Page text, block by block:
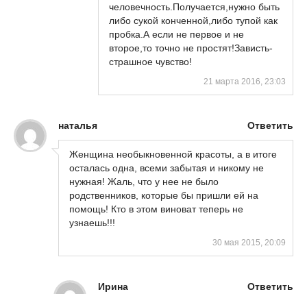
человечность.Получается,нужно быть
либо сукой конченной,либо тупой как
пробка.А если не первое и не
второе,то точно не простят!Зависть-
страшное чувство!
21 марта 2016, 23:03
наталья Ответить
Женщина необыкновенной красоты, а в итоге
осталась одна, всеми забытая и никому не
нужная! Жаль, что у нее не было
родственников, которые бы пришли ей на
помощь! Кто в этом виноват теперь не
узнаешь!!!
30 мая 2015, 20:09
Ирина Ответить